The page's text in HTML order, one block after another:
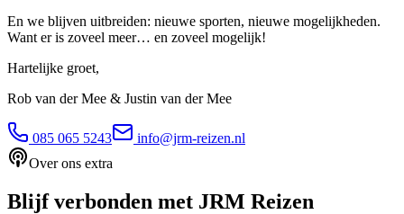
En we blijven uitbreiden: nieuwe sporten, nieuwe mogelijkheden.
Want er is zoveel meer… en zoveel mogelijk!
Hartelijke groet,
Rob van der Mee & Justin van der Mee
085 065 5243
info@jrm-reizen.nl
Over ons extra
Blijf verbonden met JRM Reizen